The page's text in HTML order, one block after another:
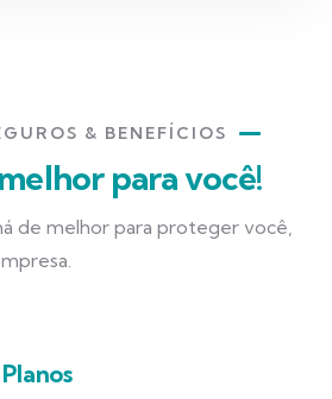
& BENEFÍCIOS
para você!
de melhor para proteger você,